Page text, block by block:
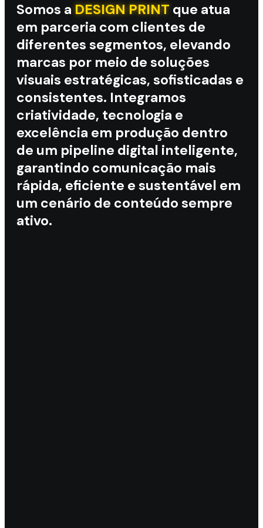
Somos a DESIGN PRINT que atua
em parceria com clientes de
diferentes segmentos, elevando
marcas por meio de soluções
visuais estratégicas, sofisticadas e
consistentes. Integramos
criatividade, tecnologia e
excelência em produção dentro
de um pipeline digital inteligente,
garantindo comunicação mais
rápida, eficiente e sustentável em
um cenário de conteúdo sempre
ativo.